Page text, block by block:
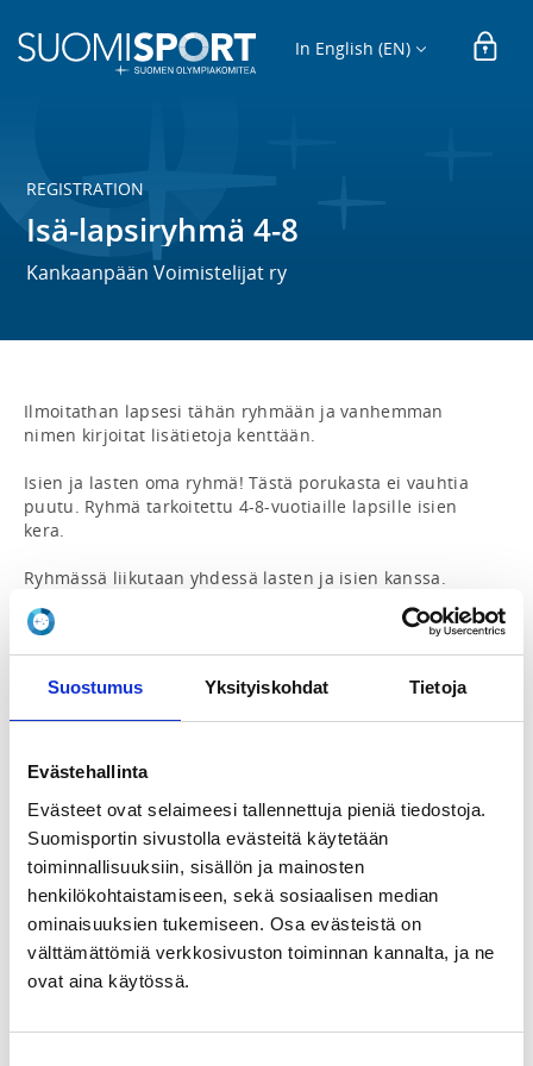
Suostumus Yksityiskohdat Tietoja
Evästehallinta
Evästeet ovat selaimeesi tallennettuja pieniä tiedostoja.
Suomisportin sivustolla evästeitä käytetään
toiminnallisuuksiin, sisällön ja mainosten
henkilökohtaistamiseen, sekä sosiaalisen median
ominaisuuksien tukemiseen. Osa evästeistä on
välttämättömiä verkkosivuston toiminnan kannalta, ja ne
ovat aina käytössä.
In English (EN)
REGISTRATION
Isä-lapsiryhmä 4-8
Kankaanpään Voimistelijat ry
Ilmoitathan lapsesi tähän ryhmään ja vanhemman
nimen kirjoitat lisätietoja kenttään.
Isien ja lasten oma ryhmä! Tästä porukasta ei vauhtia
puutu. Ryhmä tarkoitettu 4-8-vuotiaille lapsille isien
kera.
Ryhmässä liikutaan yhdessä lasten ja isien kanssa.
Tunneilla opetellaan kehonhallintaa ja harjoitellaan
erilaisia temppuja. Näiden harjoitteiden avulla
kasvatetaan isän ja lapsen välistä luottamusta
Ryhmä esiintyy seuran näytöksissä sekä muissa
tapahtumissa.
Ryhmää ohjaa Kimmo Myllymäki.
Ryhmän maksu kaudella lapselta sekä isältä
jäsenmaksu 35 € + lapselta harjoitusmaksu 100 €.
Lisätietoja maksuista löytyy seuran nettisivuilta.
Huom! Yhteislyseon sali on YO-kirjoitusten ajan poissa
käytöstä. Näinä aikoina harjoitusten paikka muuttuu
sekä myös mahdollisesti harjoitusaikataulu. YO-
kirjoitukset 11.9.-30.9.2025 ja 9.3.-27.3.2026.